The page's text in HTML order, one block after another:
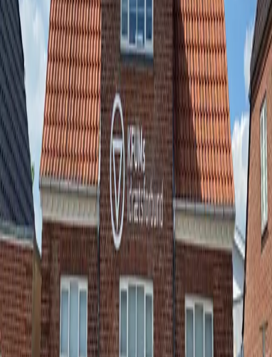
Som forælder kan du være med til at åbne døren. Du kan
opfordre jeres forening til at sende unge spillere på
KFUMs træner- og lederkurser, hvor de får nye
kompetencer, mere selvtillid og konkrete værktøjer, de
kan bruge hjemme i klubben.
Kurserne giver unge mulighed for at udvikle sig som
trænere, ledere og frivillige — og samtidig styrker det
foreningen med engagerede unge kræfter.
1. Tal med dit barn
Spørg, om det kunne være spændende at prøve kræfter
med rollen som hjælpetræner, leder eller frivillig i
klubben.
2. Tag fat i træneren
Fortæl træneren, at dit barn måske er interesseret i at
udvikle sig, og spørg om klubben vil bakke op om et
træner- eller lederkursus.
3. Kontakt bestyrelsen i foreningen
Opfordr bestyrelsen til at sende unge spillere afsted på
kursus, så de kan komme hjem med ny inspiration og
bruges aktivt i klubben.